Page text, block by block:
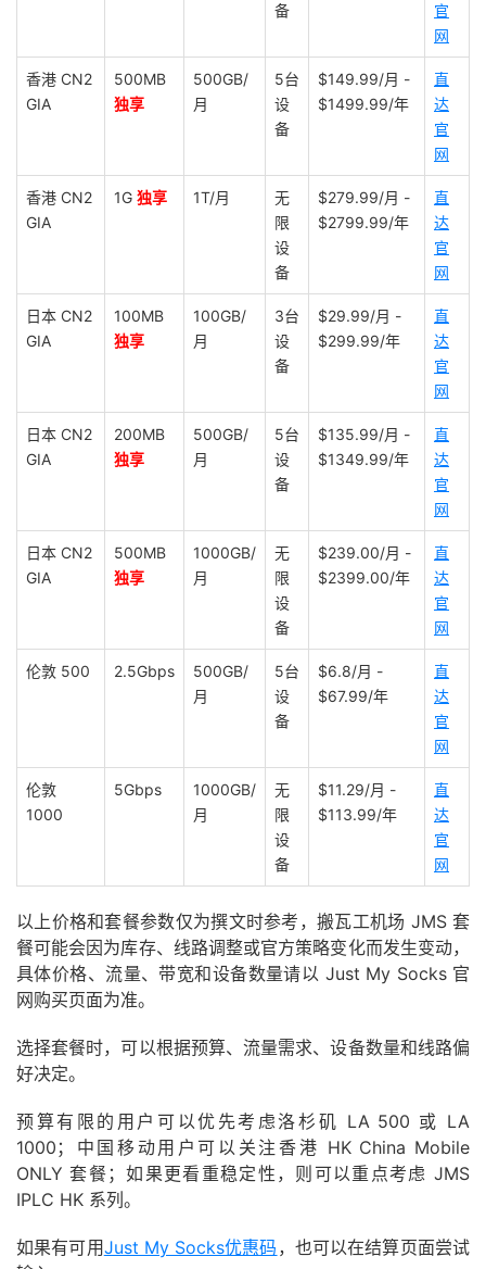
备
官
网
香港 CN2
GIA
500MB
独享
500GB/
月
5台
设
备
$149.99/月 -
$1499.99/年
直
达
官
网
香港 CN2
GIA
1G 独享 1T/月
无
限
设
备
$279.99/月 -
$2799.99/年
直
达
官
网
日本 CN2
GIA
100MB
独享
100GB/
月
3台
设
备
$29.99/月 -
$299.99/年
直
达
官
网
日本 CN2
GIA
200MB
独享
500GB/
月
5台
设
备
$135.99/月 -
$1349.99/年
直
达
官
网
日本 CN2
GIA
500MB
独享
1000GB/
月
无
限
设
备
$239.00/月 -
$2399.00/年
直
达
官
网
伦敦 500 2.5Gbps
500GB/
月
5台
设
备
$6.8/月 -
$67.99/年
直
达
官
网
伦敦
1000
5Gbps
1000GB/
月
无
限
设
备
$11.29/月 -
$113.99/年
直
达
官
网
以上价格和套餐参数仅为撰文时参考，搬瓦工机场 JMS 套
餐可能会因为库存、线路调整或官方策略变化而发生变动，
具体价格、流量、带宽和设备数量请以 Just My Socks 官
网购买页面为准。
选择套餐时，可以根据预算、流量需求、设备数量和线路偏
好决定。
预算有限的用户可以优先考虑洛杉矶 LA 500 或 LA
1000；中国移动用户可以关注香港 HK China Mobile
ONLY 套餐；如果更看重稳定性，则可以重点考虑 JMS
IPLC HK 系列。
如果有可用Just My Socks优惠码 ，也可以在结算页面尝试